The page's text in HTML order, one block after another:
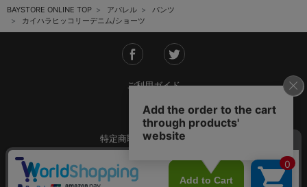
BAYSTORE ONLINE TOP アパレル
パンツ
カイハラヒッコリーデニム/ショーツ
ご利用ガイド
会社概要
特定商取引法に基づく表記
ご利用規約